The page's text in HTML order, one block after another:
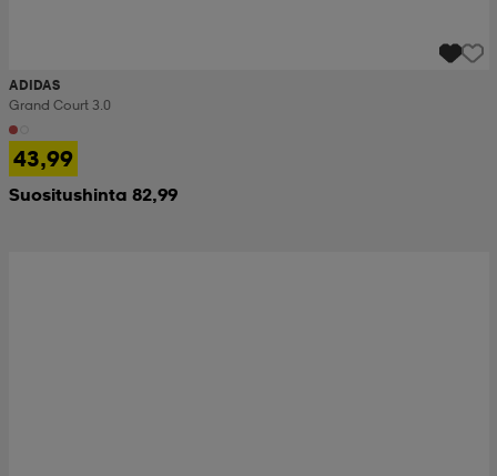
ADIDAS
Grand Court 3.0
43,99
Suositushinta 82,99